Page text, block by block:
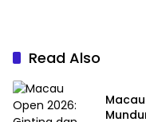
Read Also